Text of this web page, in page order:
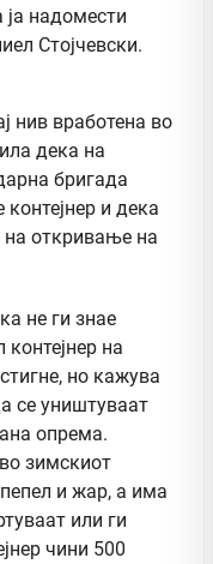
ја надомести
Стојчевски.
нив вработена во
дека на
бригада
и дека
на откривање на
не ги знае
на
но кажува
се уништуваат
опрема.
во зимскиот
и жар, а има
или ги
чини 500